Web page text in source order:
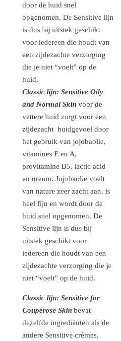
door de huid snel
opgenomen. De Sensitive lijn
is dus bij uitstek geschikt
voor iedereen die houdt van
een zijdezachte verzorging
die je niet “voelt” op de
huid.
Classic lijn: Sensitive Oily
and Normal Skin voor de
vettere huid zorgt voor een
zijdezacht huidgevoel door
het gebruik van jojobaolie,
vitamines E en A,
provitamine B5, lactic acid
en ureum. Jojobaolie voelt
van nature zeer zacht aan, is
heel fijn en wordt door de
huid snel opgenomen. De
Sensitive lijn is dus bij
uitstek geschikt voor
iedereen die houdt van een
zijdezachte verzorging die je
niet “voelt” op de huid.
Classic lijn: Sensitive for
Couperose Skin bevat
dezelfde ingrediënten als de
andere Sensitive crèmes,